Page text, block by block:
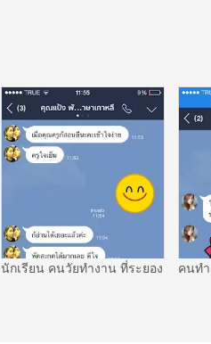
นักเรียน คนวัยทำงาน ที่ระยอง คนทำ